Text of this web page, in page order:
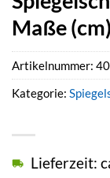
Maße
Lieferzeit:
Artikelnummer:
Kategorie: